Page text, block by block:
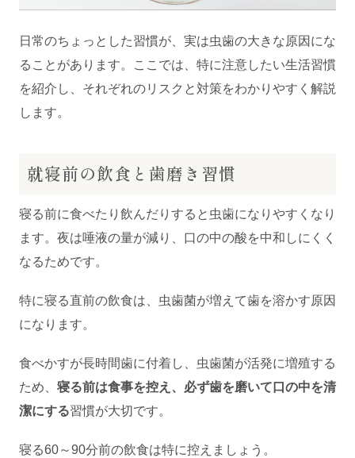
日常のちょっとした習慣が、実は虫歯の大きな原因にな
ることがあります。ここでは、特に注意したい生活習慣
を紹介し、それぞれのリスクと対策をわかりやすく解説
します。
就寝前の飲食と歯磨き習慣
寝る前に食べたり飲んだりすると虫歯になりやすくなり
ます。夜は唾液の量が減り、口の中の酸を中和しにくく
なるためです。
特に寝る直前の飲食は、虫歯菌が増えて歯を溶かす原因
になります。
食べかすが長時間歯に付着し、虫歯菌が活発に増殖する
ため、 寝る前は食事を控え、必ず歯を磨いて口の中を清
潔にする習慣が大切です。
寝る60～90分前の飲食は特に控えましょう。